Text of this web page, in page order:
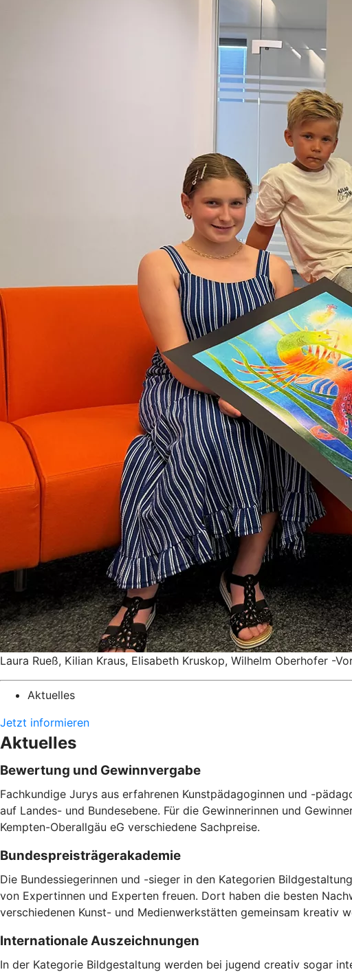
Laura Rueß, Kilian Kraus, Elisabeth Kruskop, Wilhelm Oberhofer -
Aktuelles
Jetzt informieren
Aktuelles
Bewertung und Gewinnvergabe
Fachkundige Jurys aus erfahrenen Kunstpädagoginnen und -
auf Landes- und Bundesebene. Für die Gewinnerinnen und
Kempten-Oberallgäu eG verschiedene Sachpreise.
Bundespreisträgerakademie
Die Bundessiegerinnen und -sieger in den Kategorien
von Expertinnen und Experten freuen. Dort haben die besten
verschiedenen Kunst- und Medienwerkstätten gemeinsam kreativ
Internationale Auszeichnungen
In der Kategorie Bildgestaltung werden bei jugend creativ sogar